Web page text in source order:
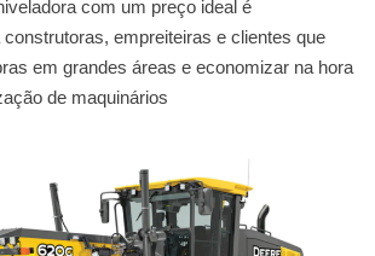
com um preço ideal é
empreiteiras e clientes que
em grandes áreas e economizar na hora
de maquinários